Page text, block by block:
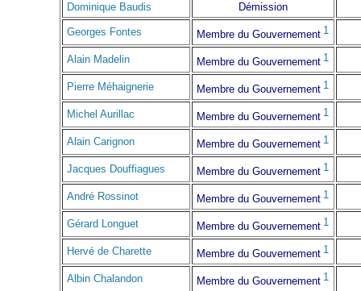
Dominique Baudis Démission
Georges Fontes Membre du Gouvernement 1
Alain Madelin Membre du Gouvernement 1
Pierre Méhaignerie Membre du Gouvernement 1
Michel Aurillac Membre du Gouvernement 1
Alain Carignon Membre du Gouvernement 1
Jacques Douffiagues Membre du Gouvernement 1
André Rossinot Membre du Gouvernement 1
Gérard Longuet Membre du Gouvernement 1
Hervé de Charette Membre du Gouvernement 1
Albin Chalandon Membre du Gouvernement 1